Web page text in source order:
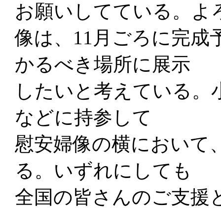
お願いしてている。よ
像は、11月ごろに完成
かるべき場所に展示
したいと考えている
などに持参して
慰安婦像の横において
る。いずれにしても
全国の皆さんのご支援